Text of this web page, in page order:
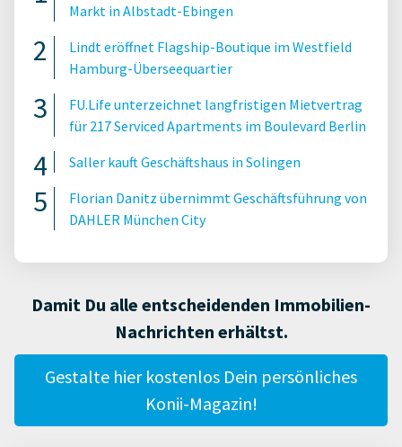
Markt in Albstadt-Ebingen
Lindt eröffnet Flagship-Boutique im Westfield
Hamburg-Überseequartier
FU.Life unterzeichnet langfristigen Mietvertrag
für 217 Serviced Apartments im Boulevard Berlin
Saller kauft Geschäftshaus in Solingen
Florian Danitz übernimmt Geschäftsführung von
DAHLER München City
Damit Du alle entscheidenden Immobilien-
Nachrichten erhältst.
Gestalte hier kostenlos Dein persönliches
Konii-Magazin!